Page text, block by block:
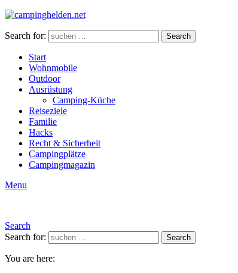
Search for: Search
Start
Wohnmobile
Outdoor
Ausrüstung
Camping-Küche
Reiseziele
Familie
Hacks
Recht & Sicherheit
Campingplätze
Campingmagazin
Menu
Search
Search for:
Search
You are here: